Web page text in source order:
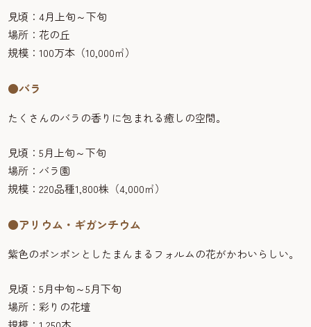
見頃：4月上旬～下旬
場所：花の丘
規模：100万本（10,000㎡）
●バラ
たくさんのバラの香りに包まれる癒しの空間。
見頃：5月上旬～下旬
場所：バラ園
規模：220品種1,800株（4,000㎡）
●アリウム・ギガンチウム
紫色のポンポンとしたまんまるフォルムの花がかわいらしい。
見頃：5月中旬～5月下旬
場所：彩りの花壇